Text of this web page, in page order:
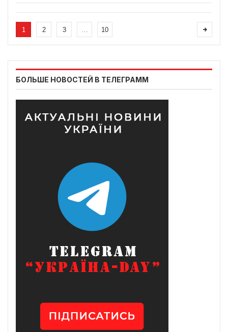
1 2 3 … 10
БОЛЬШЕ НОВОСТЕЙ В ТЕЛЕГРАММ